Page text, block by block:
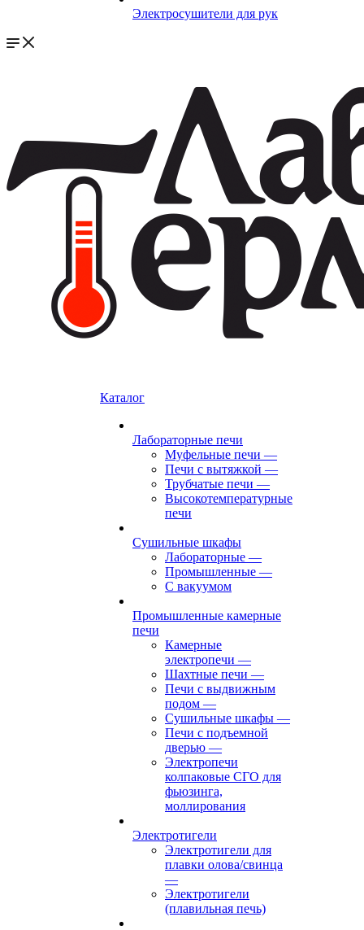
Электросушители для рук
Каталог
Лабораторные печи
Муфельные печи —
Печи с вытяжкой —
Трубчатые печи —
Высокотемпературные
печи
Сушильные шкафы
Лабораторные —
Промышленные —
С вакуумом
Промышленные камерные
печи
Камерные
электропечи —
Шахтные печи —
Печи с выдвижным
подом —
Сушильные шкафы —
Печи с подъемной
дверью —
Электропечи
колпаковые СГО для
фьюзинга,
моллирования
Электротигели
Электротигели для
плавки олова/свинца
—
Электротигели
(плавильная печь)